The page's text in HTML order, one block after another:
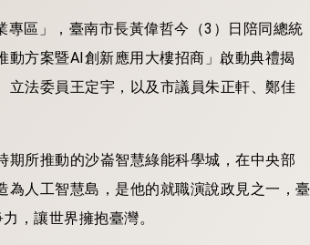
區」，臺南市長黃偉哲今（3）日陪同總統
方案暨AI創新應用大樓招商」啟動典禮揭
法委員王定宇，以及市議員朱正軒、鄭佳
所推動的沙崙智慧綠能科學城，在中央部
人工智慧島，是他的就職演說政見之一，臺
，讓世界擁抱臺灣。